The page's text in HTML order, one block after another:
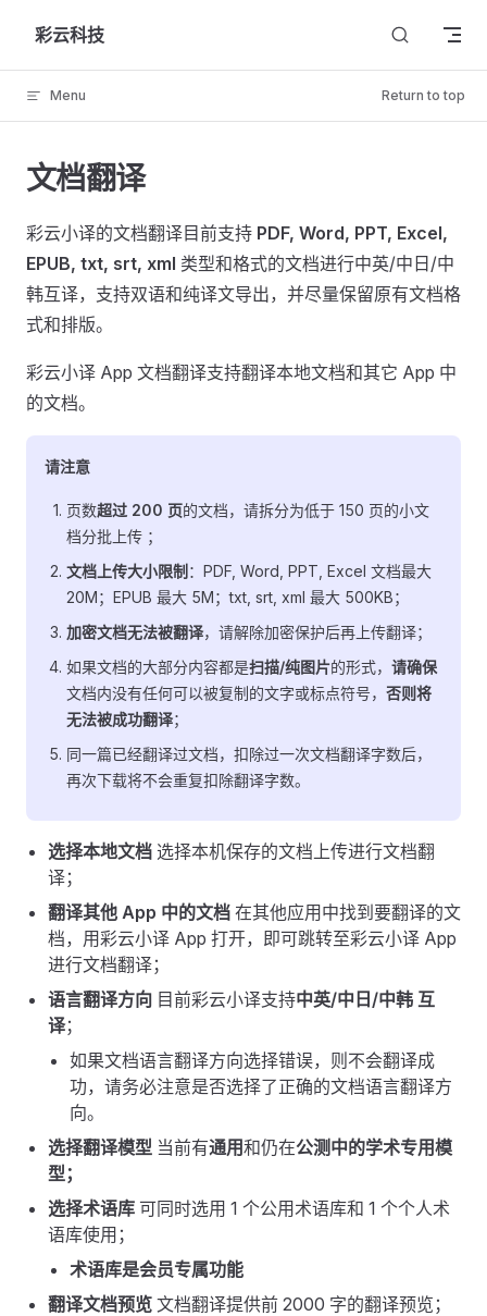
Skip to content
彩云科技
Menu Return to top
文档翻译
彩云小译的文档翻译目前支持 PDF, Word, PPT, Excel,
EPUB, txt, srt, xml 类型和格式的文档进行中英/中日/中
韩互译，支持双语和纯译文导出，并尽量保留原有文档格
式和排版。
彩云小译 App 文档翻译支持翻译本地文档和其它 App 中
的文档。
请注意
页数超过 200 页的文档，请拆分为低于 150 页的小文
档分批上传 ；
文档上传大小限制 ：PDF, Word, PPT, Excel 文档最大
20M；EPUB 最大 5M；txt, srt, xml 最大 500KB；
加密文档无法被翻译，请解除加密保护后再上传翻译；
如果文档的大部分内容都是扫描/纯图片的形式， 请确保
文档内没有任何可以被复制的文字或标点符号， 否则将
无法被成功翻译；
同一篇已经翻译过文档，扣除过一次文档翻译字数后，
再次下载将不会重复扣除翻译字数。
选择本地文档 选择本机保存的文档上传进行文档翻
译；
翻译其他 App 中的文档 在其他应用中找到要翻译的文
档，用彩云小译 App 打开，即可跳转至彩云小译 App
进行文档翻译；
语言翻译方向 目前彩云小译支持中英/中日/中韩 互
译；
如果文档语言翻译方向选择错误，则不会翻译成
功，请务必注意是否选择了正确的文档语言翻译方
向。
选择翻译模型 当前有通用和仍在公测中的学术专用模
型；
选择术语库 可同时选用 1 个公用术语库和 1 个个人术
语库使用；
术语库是会员专属功能
翻译文档预览 文档翻译提供前 2000 字的翻译预览；